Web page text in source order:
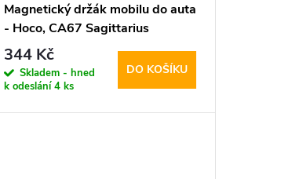
Magnetický držák mobilu do auta
- Hoco, CA67 Sagittarius
344 Kč
Skladem - hned
k odeslání4 ks
DO KOŠÍKU